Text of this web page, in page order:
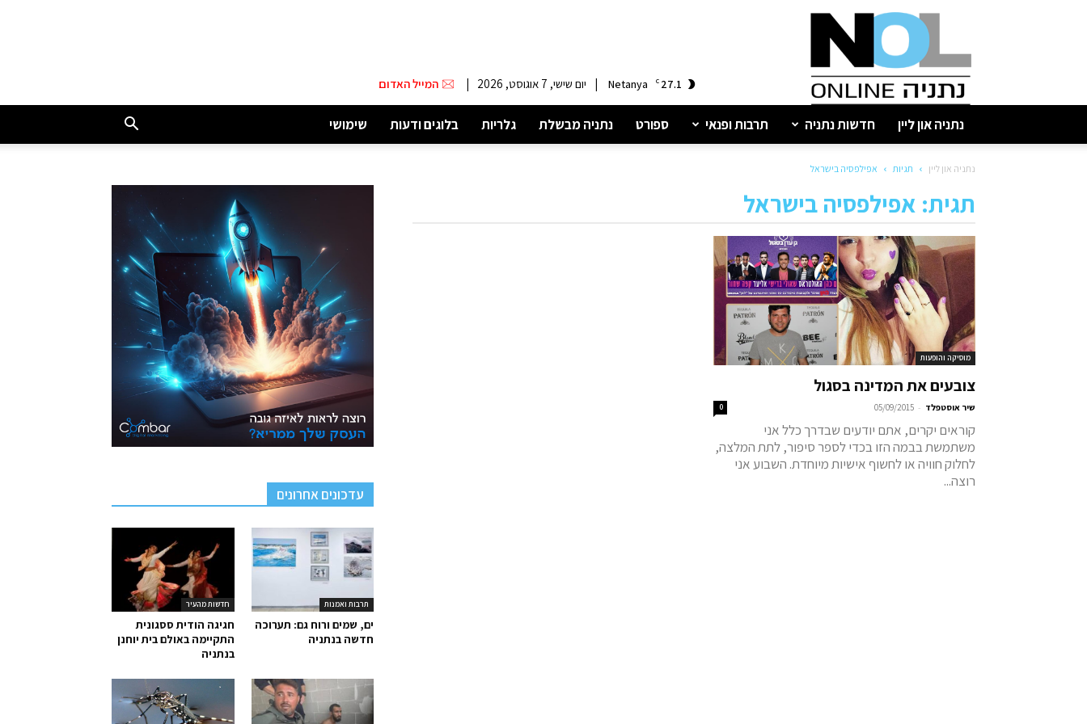
נתניה
27.1
C
Netanya
| יום שישי, 7 אוגוסט, 2026 | המייל האדום
נתניה און ליין חדשות נתניה תרבות ופנאי ספורט נתניה מבשלת גלריות בלוגים ודעות שימושי
נתניה און ליין תגיות אפילפסיה בישראל
תגית: אפילפסיה בישראל
מוסיקה והופעות
צובעים את המדינה בסגול
שיר אוסטפלד -
05/09/2015
0
קוראים יקרים, אתם יודעים שבדרך כלל אני
משתמשת בבמה הזו בכדי לספר סיפור, לתת המלצה,
לחלוק חוויה או לחשוף אישיות מיוחדת. השבוע אני
רוצה...
עדכונים אחרונים
חדשות מהעיר
חגיגה הודית ססגונית
התקיימה באולם בית יוחנן
בנתניה
תרבות ואמנות
ים, שמים ורוח גם: תערוכה
חדשה בנתניה